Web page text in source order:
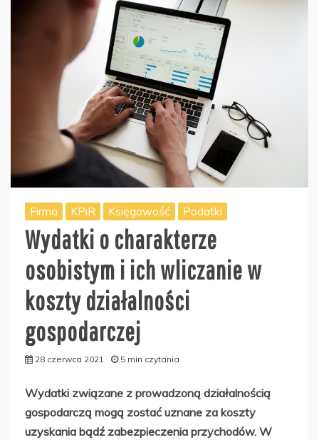
Firma KPiR Księgowość Podatki
Wydatki o charakterze
osobistym i ich wliczanie w
koszty działalności
gospodarczej
28 czerwca 2021 5 min czytania
Wydatki związane z prowadzoną działalnością
gospodarczą mogą zostać uznane za koszty
uzyskania bądź zabezpieczenia przychodów. W